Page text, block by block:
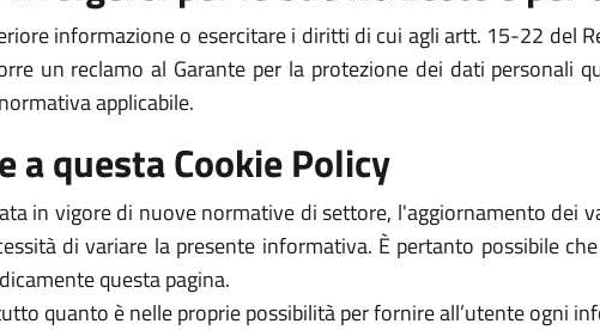
informazione o esercitare i diritti di cui agli artt. 15-22 del
un reclamo al Garante per la protezione dei dati personali
applicabile.
a questa Cookie Policy
in vigore di nuove normative di settore, l'aggiornamento
di variare la presente informativa. È pertanto possibile
questa pagina.
quanto è nelle proprie possibilità per fornire all’utente ogni